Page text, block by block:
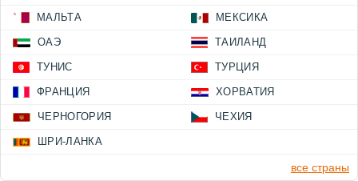
МАЛЬТА МЕКСИКА
ОАЭ ТАИЛАНД
ТУНИС ТУРЦИЯ
ФРАНЦИЯ ХОРВАТИЯ
ЧЕРНОГОРИЯ ЧЕХИЯ
ШРИ-ЛАНКА
все страны